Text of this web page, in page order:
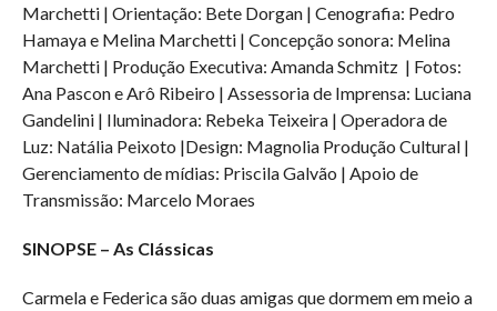
Marchetti | Orientação: Bete Dorgan | Cenografia: Pedro
Hamaya e Melina Marchetti | Concepção sonora: Melina
Marchetti | Produção Executiva: Amanda Schmitz | Fotos:
Ana Pascon e Arô Ribeiro | Assessoria de Imprensa: Luciana
Gandelini | Iluminadora: Rebeka Teixeira | Operadora de
Luz: Natália Peixoto |Design: Magnolia Produção Cultural |
Gerenciamento de mídias: Priscila Galvão | Apoio de
Transmissão: Marcelo Moraes
SINOPSE – As Clássicas
Carmela e Federica são duas amigas que dormem em meio a